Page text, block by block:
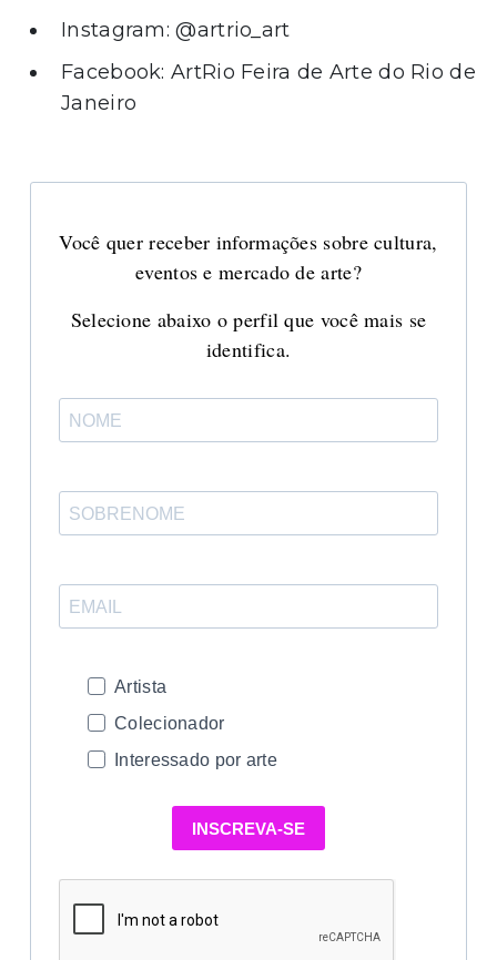
Instagram: @artrio_art
Facebook: ArtRio Feira de Arte do Rio de
Janeiro
Você quer receber informações sobre cultura,
eventos e mercado de arte?
Selecione abaixo o perfil que você mais se
identifica.
Artista
Colecionador
Interessado por arte
INSCREVA-SE